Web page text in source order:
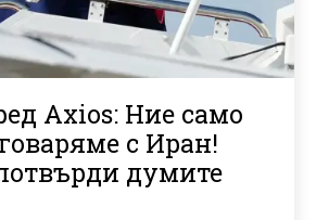
Axios: Ние само
с Иран!
думите